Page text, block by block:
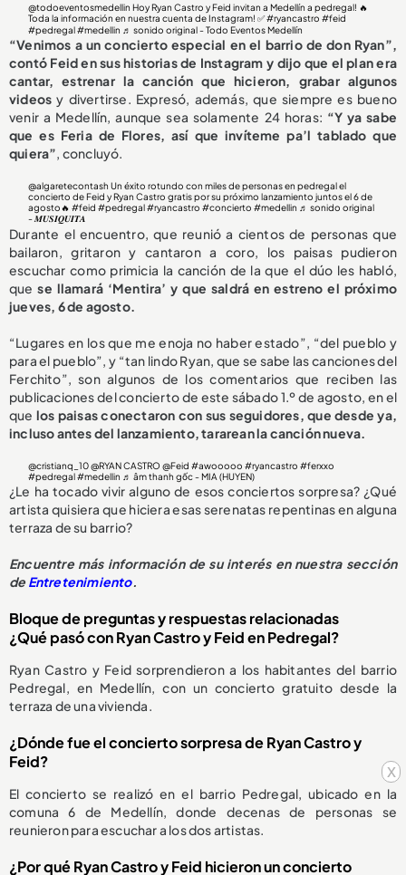
x
@todoeventosmedellin Hoy Ryan Castro y Feid invitan a Medellín a pedregal! 🔥
Toda la información en nuestra cuenta de Instagram! ✅#ryancastro #feid
#pedregal #medellin ♬ sonido original - Todo Eventos Medellín
“Venimos a un concierto especial en el barrio de don Ryan”,
contó Feid en sus historias de Instagram y dijo que el plan era
cantar, estrenar la canción que hicieron, grabar algunos
videos y divertirse. Expresó, además, que siempre es bueno
venir a Medellín, aunque sea solamente 24 horas: “Y ya sabe
que es Feria de Flores, así que invíteme pa’l tablado que
quiera”, concluyó.
@algaretecontash Un éxito rotundo con miles de personas en pedregal el
concierto de Feid y Ryan Castro gratis por su próximo lanzamiento juntos el 6 de
agosto🔥#feid #pedregal #ryancastro #concierto #medellin ♬ sonido original
- 𝑴𝑼𝑺𝑰𝑸𝑼𝑰𝑻𝑨
Durante el encuentro, que reunió a cientos de personas que
bailaron, gritaron y cantaron a coro, los paisas pudieron
escuchar como primicia la canción de la que el dúo les habló,
quese llamará ‘Mentira’ y que saldrá en estreno el próximo
jueves, 6 de agosto.
“Lugares en los que me enoja no haber estado”, “del pueblo y
para el pueblo”, y “tan lindo Ryan, que se sabe las canciones del
Ferchito”, son algunos de los comentarios que reciben las
publicaciones del concierto de este sábado 1.º de agosto, en el
que los paisas conectaron con sus seguidores, que desde ya,
incluso antes del lanzamiento, tararean la canción nueva.
@cristianq_10@RYAN CASTRO @Feid#awooooo #ryancastro #ferxxo
#pedregal #medellin ♬ âm thanh gốc - MIA (HUYEN)
¿Le ha tocado vivir alguno de esos conciertos sorpresa? ¿Qué
artista quisiera que hiciera esas serenatas repentinas en alguna
terraza de su barrio?
Encuentre más información de su interés en nuestra sección
deEntretenimiento.
Bloque de preguntas y respuestas relacionadas
¿Qué pasó con Ryan Castro y Feid en Pedregal?
Ryan Castro y Feid sorprendieron a los habitantes del barrio
Pedregal, en Medellín, con un concierto gratuito desde la
terraza de una vivienda.
¿Dónde fue el concierto sorpresa de Ryan Castro y
Feid?
El concierto se realizó en el barrio Pedregal, ubicado en la
comuna 6 de Medellín, donde decenas de personas se
reunieron para escuchar a los dos artistas.
¿Por qué Ryan Castro y Feid hicieron un concierto